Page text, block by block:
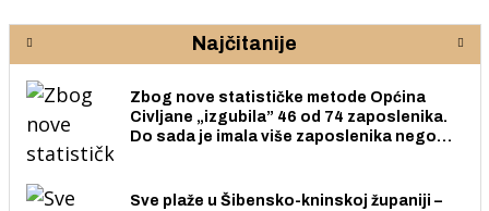
lokalne zajednice
Najčitanije
Zbog nove statističke metode Općina
Civljane „izgubila” 46 od 74 zaposlenika.
Do sada je imala više zaposlenika nego
Sve plaže u Šibensko-kninskoj županiji –